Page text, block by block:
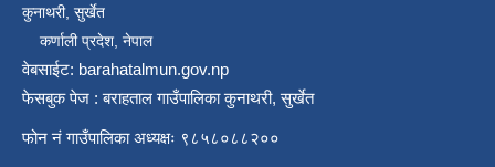
कुनाथरी, सुर्खेत
कर्णाली प्रदेश, नेपाल
वेबसाईट: barahatalmun.gov.np
फेसबुक पेज : बराहताल गाउँपालिका कुनाथरी, सुर्खेत
फोन नं गाउँपालिका अध्यक्षः ९८५८०८८२००